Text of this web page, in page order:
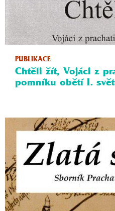
PUBLIKACE
Chtěli žít, Vojáci z
pomníku obětí I.